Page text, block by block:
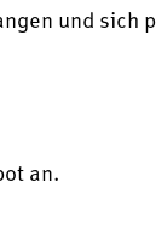
und sich
an.